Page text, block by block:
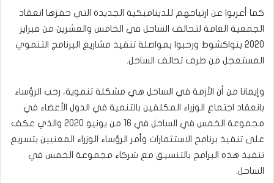
كما أعربوا عن ارتياحهم للديناميكية الجديدة التي حفزها انعقاد
الجمعية العامة لتحالف الساحل في الخامس والعشرين من فبراير
2020 بنواكشوط ورحبوا بمواصلة تنفيذ مشاريع البرنامج التنموي
المستعجل من طرف تحالف الساحل.
وإيمانا من أن الأزمة في الساحل هي مشكلة تنموية، رحب الرؤساء
بانعقاد اجتماع الوزراء المكلفين بالتنمية في الدول الأعضاء في
مجموعة الخمس في الساحل في 16 من يونيو 2020 والذي عكف
على تنفيذ برنامج الاستثمارات وأمر الرؤساء الوزراء المعنيين بتسريع
تنفيذ هذه البرامج بالتنسيق مع شركاء مجموعة الخمس في
الساحل.